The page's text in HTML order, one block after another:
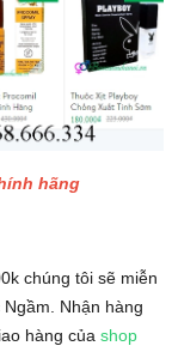
hãng
chúng tôi sẽ miễn
Nhận hàng
hàng của shop